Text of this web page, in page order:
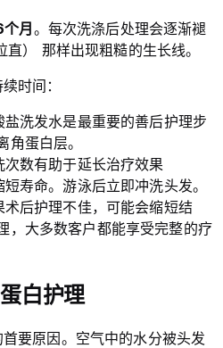
月。每次洗涤后处理会逐渐褪
） 那样出现粗糙的生长线。
时间：
洗发水是最重要的善后护理步
角蛋白层。
数有助于延长治疗效果
寿命。游泳后立即冲洗头发。
后护理不佳，可能会缩短结
，大多数客户都能享受完整的疗
白护理
要原因。空气中的水分被头发